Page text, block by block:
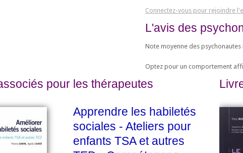
Connectez-vous pour rejoindre
L'avis des
Note moyenne des psychonautes
Optez pour un comportement
pour les thérapeutes
Apprendre les habiletés
sociales - Ateliers pour
enfants TSA et autres